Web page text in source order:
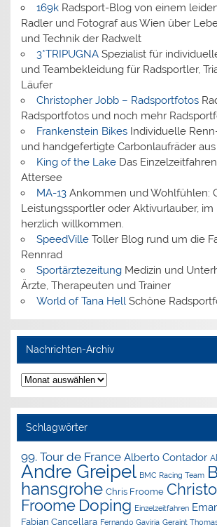
169kRadsport-Blog von einem
Radler und Fotograf aus Wien über
und Technik der Radwelt
3*TRIPUGNASpezialist für
und Teambekleidung für Radsportler,
Läufer
Christopher Jobb – Radsportfotos
Radsportfotos und noch mehr
Frankenstein BikesIndividuelle
und handgefertigte Carbonlaufräder
King of the LakeDas
Attersee
MA-13Ankommen und Wohlfühlen:
Leistungssportler oder Aktivurlauber, im
herzlich willkommen.
SpeedVilleToller Blog rund um die
Rennrad
SportärztezeitungMedizin und
Ärzte, Therapeuten und Trainer
World of Tana HellSchöne
Nachrichten-Archiv
Nachrichten-
Archiv
Schlagwörter
99. Tour de France Alberto Contador
Andre Greipel BMC Racing Team
hansgrohe Chris Froome
Froome Doping Einzelzeitfahren
Fabian Cancellara Fernando Gaviria Geraint